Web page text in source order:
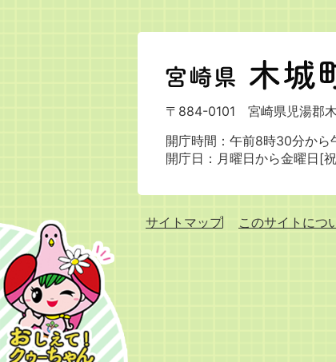
宮
崎
県
木
城
町
場
〒884-0101 宮崎県児湯郡
開庁時間：午前8時30分から
開庁日：月曜日から金曜日[
サイトマップ このサイトにつ